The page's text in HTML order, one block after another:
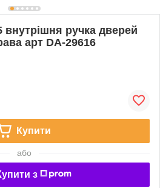
внутрішня ручка дверей
арт DA-29616
Купити
або
з